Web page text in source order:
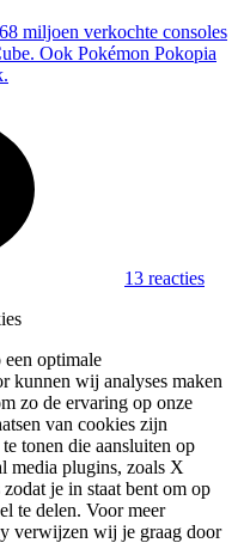
miljoen verkochte consoles
Ook Pokémon Pokopia
13 reacties
een optimale
kunnen wij analyses maken
zo de ervaring op onze
van cookies zijn
tonen die aansluiten op
media plugins, zoals X
je in staat bent om op
te delen. Voor meer
verwijzen wij je graag door